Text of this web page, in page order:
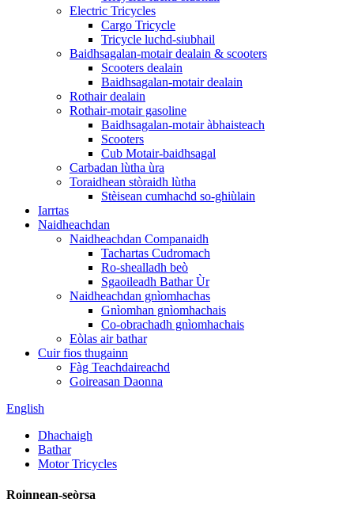
Electric Tricycles
Cargo Tricycle
Tricycle luchd-siubhail
Baidhsagalan-motair dealain & scooters
Scooters dealain
Baidhsagalan-motair dealain
Rothair dealain
Rothair-motair gasoline
Baidhsagalan-motair àbhaisteach
Scooters
Cub Motair-baidhsagal
Carbadan lùtha ùra
Toraidhean stòraidh lùtha
Stèisean cumhachd so-ghiùlain
Iarrtas
Naidheachdan
Naidheachdan Companaidh
Tachartas Cudromach
Ro-shealladh beò
Sgaoileadh Bathar Ùr
Naidheachdan gnìomhachas
Gnìomhan gnìomhachais
Co-obrachadh gnìomhachais
Eòlas air bathar
Cuir fios thugainn
Fàg Teachdaireachd
Goireasan Daonna
English
Dhachaigh
Bathar
Motor Tricycles
Roinnean-seòrsa